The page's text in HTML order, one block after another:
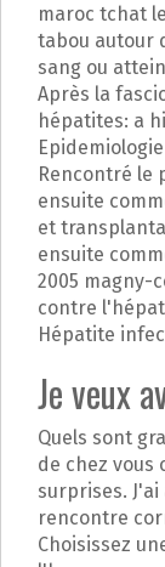
maroc tchat
tabou autour
sang ou
Après la
hépatites: a
Rencontré le
ensuite
et
ensuite
2005 magny-
contre
Hépatite
Je veux
Quels sont
de chez vous
surprises.
rencontre
Choisissez